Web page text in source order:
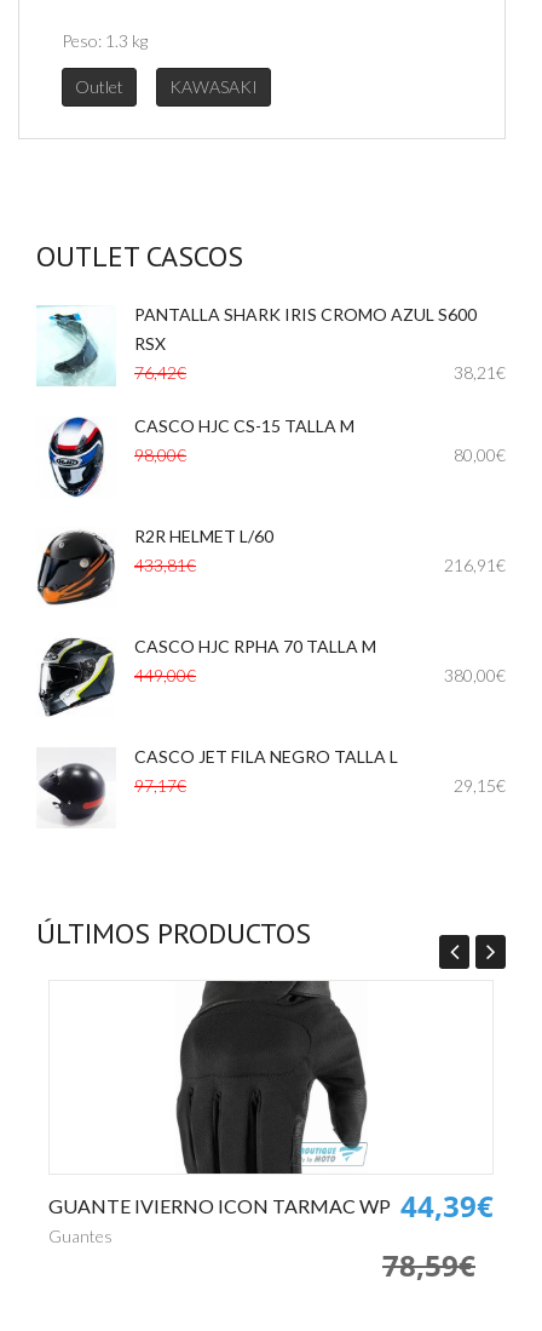
Peso: 1.3 kg
Outlet KAWASAKI
OUTLET CASCOS
PANTALLA SHARK IRIS CROMO AZUL S600
RSX
76,42€
38,21€
CASCO HJC CS-15 TALLA M
98,00€
80,00€
R2R HELMET L/60
433,81€
216,91€
CASCO HJC RPHA 70 TALLA M
449,00€
380,00€
CASCO JET FILA NEGRO TALLA L
97,17€
29,15€
ÚLTIMOS PRODUCTOS
GUANTE IVIERNO ICON TARMAC WP
Guantes
44,39€
78,59€